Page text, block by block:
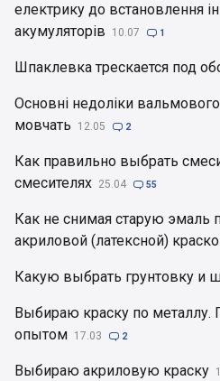
електрику до встановлення
акумуляторів
10.07  1
Шпаклевка трескается под
Основні недоліки вальмового
мовчать
12.05  2
Как правильно выбрать
смесителях 25.04  55
Как не снимая старую эмаль
акриловой (латексной)
Какую выбрать грунтовку и
Выбираю краску по металлу.
опытом 17.03  2
Выбираю акриловую краску